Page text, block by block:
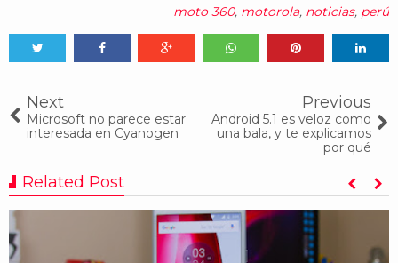
moto 360, motorola, noticias, perú
Next
Microsoft no parece estar
interesada en Cyanogen
Previous
Android 5.1 es veloz como
una bala, y te explicamos
por qué
Related Post